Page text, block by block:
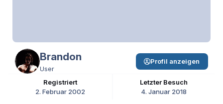
Brandon
User
Registriert
2. Februar 2002
Letzter Besuch
4. Januar 2018
Profil anzeigen